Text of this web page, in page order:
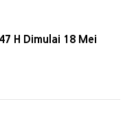
H Dimulai 18 Mei